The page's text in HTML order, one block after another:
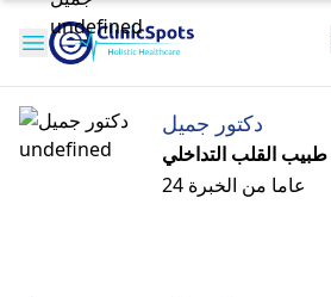
دكتور جميل
طبيب القلب التداخلي
24 عاما من الخبرة